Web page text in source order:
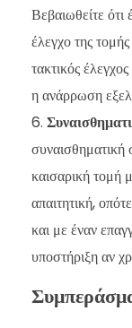
Βεβαιωθείτε ότι
έλεγχο της
τακτικός
η ανάρρωση
καισαρική τομή
απαιτητική,
και με έναν
υποστήριξη αν